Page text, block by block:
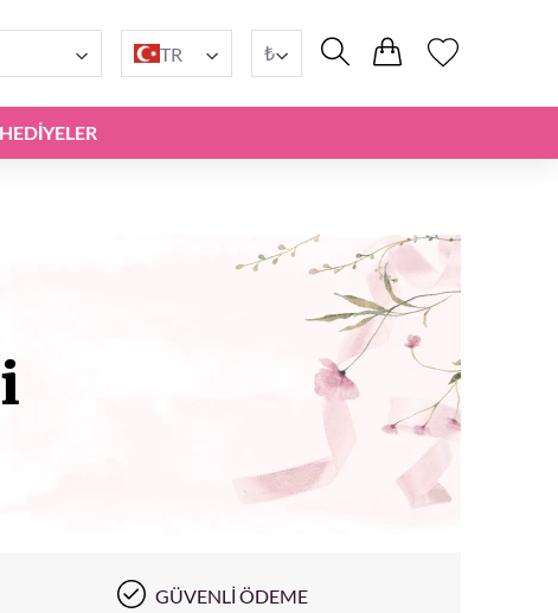
TR ₺
HEDIYELER
GÜVENLI ÖDEME